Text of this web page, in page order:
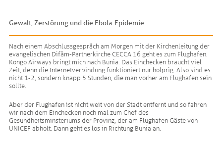
Gewalt, Zerstörung und die Ebola-Epidemie
Nach einem Abschlussgespräch am Morgen mit der Kirchenleitung der
evangelischen Difäm-Partnerkirche CECCA 16 geht es zum Flughafen.
Kongo Airways bringt mich nach Bunia. Das Einchecken braucht viel
Zeit, denn die Internetverbindung funktioniert nur holprig. Also sind es
nicht 1-2, sondern knapp 5 Stunden, die man vorher am Flughafen sein
sollte.
Aber der Flughafen ist nicht weit von der Stadt entfernt und so fahren
wir nach dem Einchecken noch mal zum Chef des
Gesundheitsminsteriums der Provinz, der am Flughafen Gäste von
UNICEF abholt. Dann geht es los in Richtung Bunia an.